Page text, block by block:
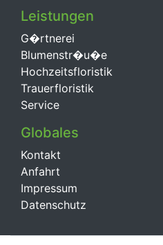
Leistungen
G�rtnerei
Blumenstr�u�e
Hochzeitsfloristik
Trauerfloristik
Service
Globales
Kontakt
Anfahrt
Impressum
Datenschutz